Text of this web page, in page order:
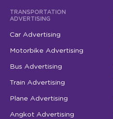
TRANSPORTATION
ADVERTISING
Car Advertising
Motorbike Advertising
Bus Advertising
Train Advertising
Plane Advertising
Angkot Advertising